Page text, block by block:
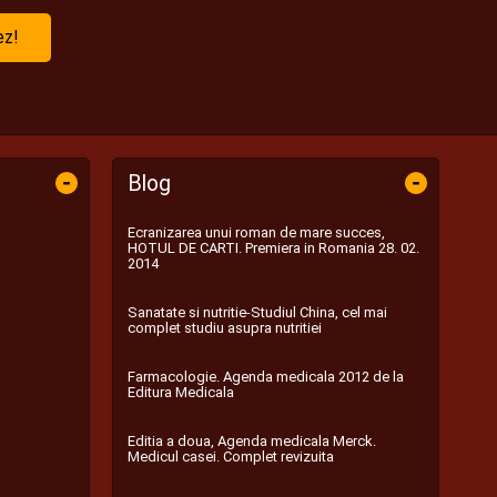
- Blog -
Ecranizarea unui roman de mare succes,
HOTUL DE CARTI. Premiera in Romania 28. 02.
2014
Sanatate si nutritie-Studiul China, cel mai
complet studiu asupra nutritiei
Farmacologie. Agenda medicala 2012 de la
Editura Medicala
Editia a doua, Agenda medicala Merck.
Medicul casei. Complet revizuita